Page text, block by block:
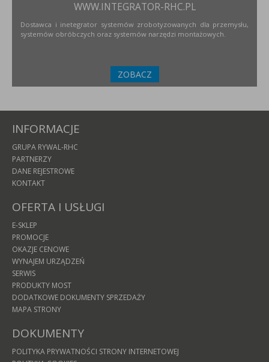
WWW.INTEGRATOR-RHC.PL
Dostawca i inetegrator systemów zrobotyzowanych dla przemysłu,
systemów obróbczych oraz systemów narzędzi montażowych.
ZOBACZ
INFORMACJE
GRUPA RYWAL-RHC
PARTNERZY
DANE REJESTROWE
KONTAKT
OFERTA I USŁUGI
E-SKLEP
PROMOCJE
OKAZJE CENOWE
WYNAJEM URZĄDZEŃ
SERWIS
PRODUKTY MOST
DODATKOWE DOKUMENTY SPRZEDAŻY
MAPA STRONY
DOKUMENTY
POLITYKA PRYWATNOŚCI STRONY INTERNETOWEJ